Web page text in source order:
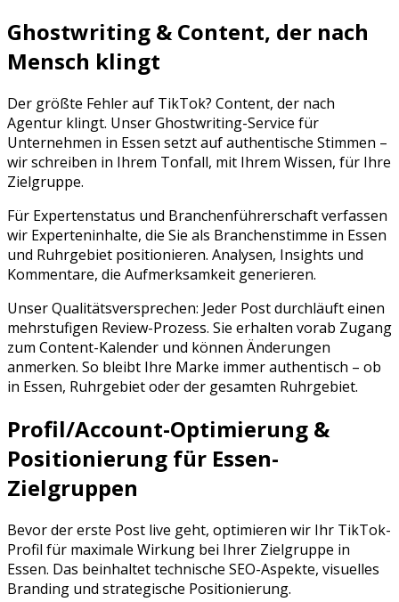
Ghostwriting & Content, der nach
Mensch klingt
Der größte Fehler auf TikTok? Content, der nach
Agentur klingt. Unser Ghostwriting-Service für
Unternehmen in Essen setzt auf authentische Stimmen –
wir schreiben in Ihrem Tonfall, mit Ihrem Wissen, für Ihre
Zielgruppe.
Für Expertenstatus und Branchenführerschaft verfassen
wir Experteninhalte, die Sie als Branchenstimme in Essen
und Ruhrgebiet positionieren. Analysen, Insights und
Kommentare, die Aufmerksamkeit generieren.
Unser Qualitätsversprechen: Jeder Post durchläuft einen
mehrstufigen Review-Prozess. Sie erhalten vorab Zugang
zum Content-Kalender und können Änderungen
anmerken. So bleibt Ihre Marke immer authentisch – ob
in Essen, Ruhrgebietoder der gesamten Ruhrgebiet.
Profil/Account-Optimierung &
Positionierung für Essen-
Zielgruppen
Bevor der erste Post live geht, optimieren wir Ihr TikTok-
Profil für maximale Wirkung bei Ihrer Zielgruppe in
Essen. Das beinhaltet technische SEO-Aspekte, visuelles
Branding und strategische Positionierung.